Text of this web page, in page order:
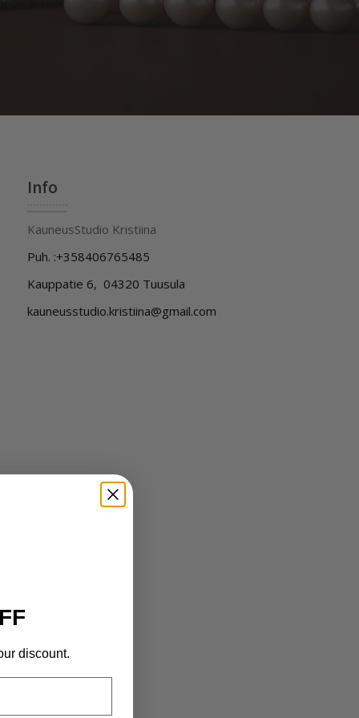
Info
KauneusStudio Kristiina
Puh. :+358406765485
Kauppatie 6, 04320 Tuusula
kauneusstudio.kristiina@gmail.com
discount.